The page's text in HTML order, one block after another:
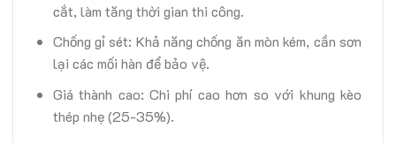
cắt, làm tăng thời gian thi công.
Chống gỉ sét: Khả năng chống ăn mòn kém, cần sơn
lại các mối hàn để bảo vệ.
Giá thành cao: Chi phí cao hơn so với khung kèo
thép nhẹ (25-35%).